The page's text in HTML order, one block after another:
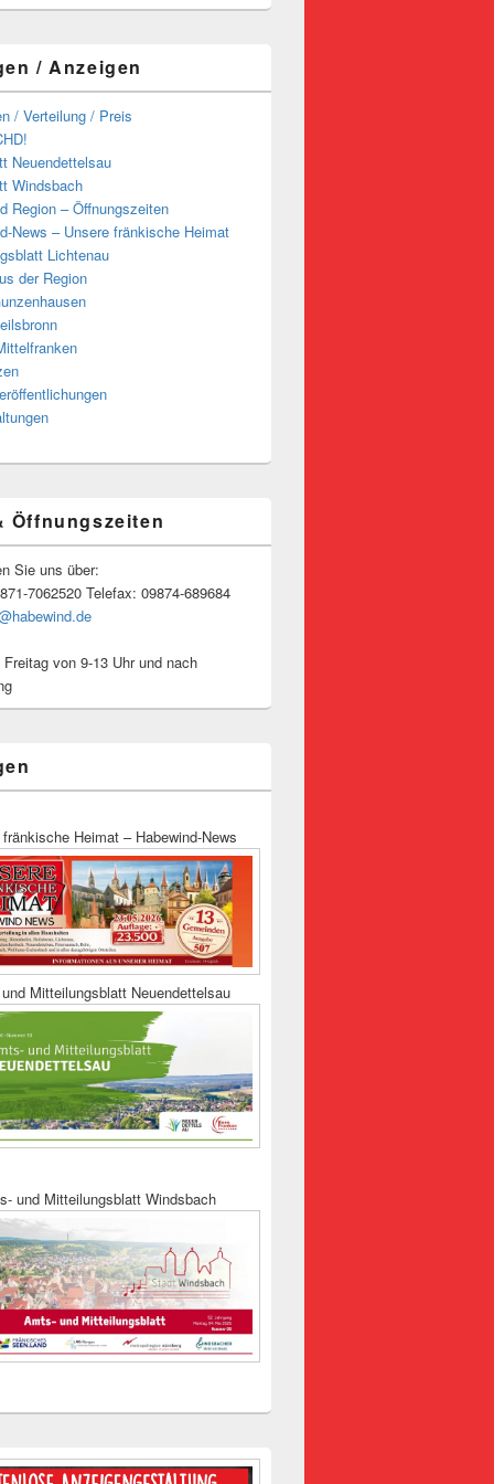
/ Anzeigen
/ Verteilung / Preis
Neuendettelsau
Windsbach
Region – Öffnungszeiten
News – Unsere fränkische Heimat
Lichtenau
der Region
Öffnungszeiten
Sie uns über:
7062520 Telefax: 09874-689684
von 9-13 Uhr und nach
Heimat – Habewind-News
Mitteilungsblatt Neuendettelsau
und Mitteilungsblatt Windsbach